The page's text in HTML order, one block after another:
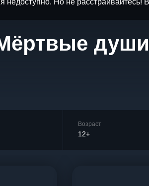
Но не расстраивайтесь!
Возраст
12+